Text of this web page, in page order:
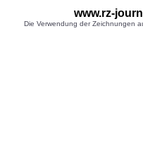
www.rz-
Die Verwendung der Zeichnungen